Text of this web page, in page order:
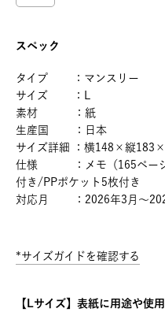
スペック
タイプ ：マンスリー
サイズ ：L
素材 ：紙
生産国 ：日本
サイズ詳細 ：横148×縦
仕様 ：メモ（165ページ
付き/PPポケット5枚付き
対応月 ：2026年3月～
*サイズガイドを確認する
【Lサイズ】表紙に用途や使